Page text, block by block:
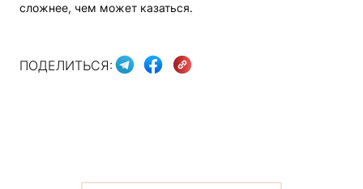
сложнее, чем может казаться.
ПОДЕЛИТЬСЯ: